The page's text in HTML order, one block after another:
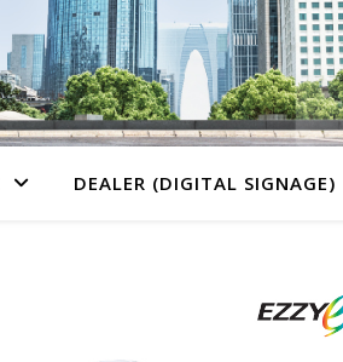
DEALER (DIGITAL SIGNAGE)